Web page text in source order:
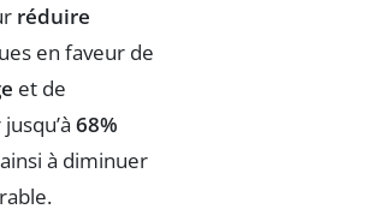
réduire
en faveur de
et de
68%
à diminuer